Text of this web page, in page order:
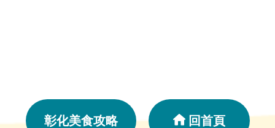
彰化美食攻略 回首頁